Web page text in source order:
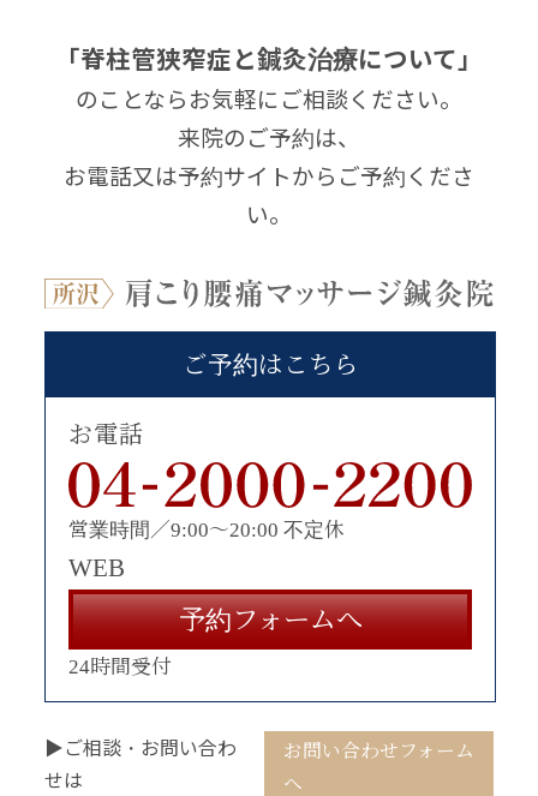
「脊柱管狭窄症と鍼灸治療について」
のことならお気軽にご相談ください。
来院のご予約は、
お電話又は予約サイトからご予約くださ
い。
ご予約はこちら
お電話
営業時間／9:00〜20:00 不定休
WEB
予約フォームへ
24時間受付
▶ご相談・お問い合わ
せは
お問い合わせフォーム
へ